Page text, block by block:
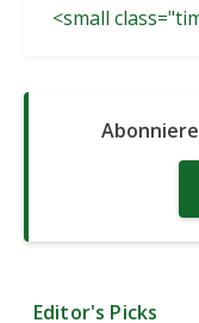
<small
Editor's Picks